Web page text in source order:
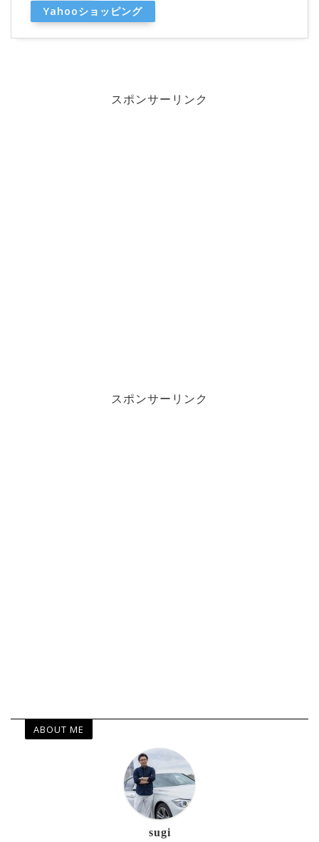
Yahooショッピング
スポンサーリンク
スポンサーリンク
ABOUT ME
sugi